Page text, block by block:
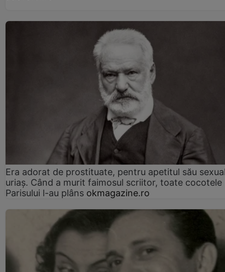
Era adorat de prostituate, pentru apetitul său
uriaș. Când a murit faimosul scriitor, toate cocotele
Parisului l-au plâns okmagazine.ro